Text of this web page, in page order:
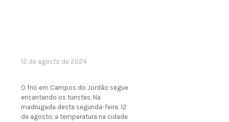
12 de agosto de 2024
O frio em Campos do Jordão segue
encantando os turistas. Na
madrugada desta segunda-feira, 12
de agosto, a temperatura na cidade